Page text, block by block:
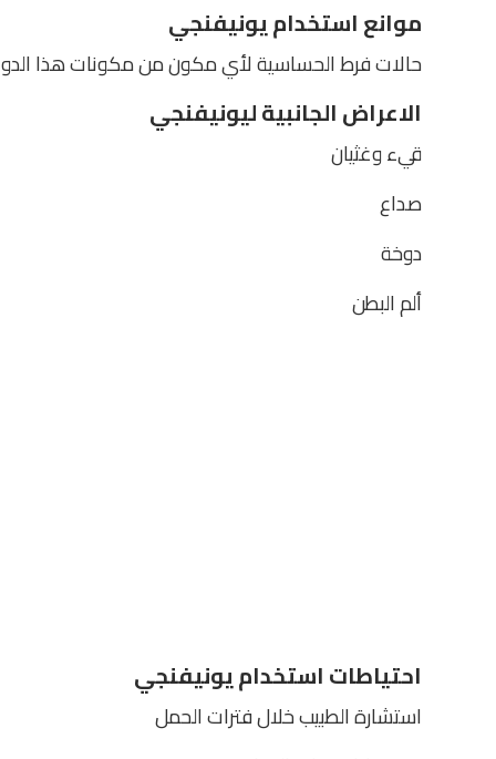
موانع استخدام يونيفنجي
حالات فرط الحساسية لأي مكون من مكونات هذا
الاعراض الجانبية ليونيفنجي
قيء وغثيان
صداع
دوخة
ألم البطن
احتياطات استخدام يونيفنجي
استشارة الطبيب خلال فترات الحمل